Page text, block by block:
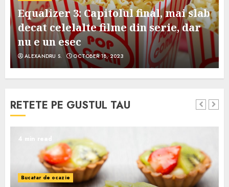
Equalizer 3: Capitolul final, mai slab
decat celelalte filme din serie, dar
nu e un esec
ALEXANDRU S. OCTOBER 18, 2023
RETETE PE GUSTUL TAU
4 min read
Bucatar de ocazie